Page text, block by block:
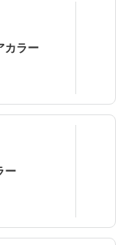
カラー
ー